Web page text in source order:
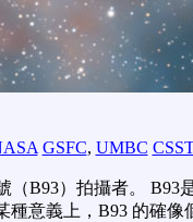
GSFC, UMBC CSST
（B93）拍攝者。 B93
種意義上，B93 的確像